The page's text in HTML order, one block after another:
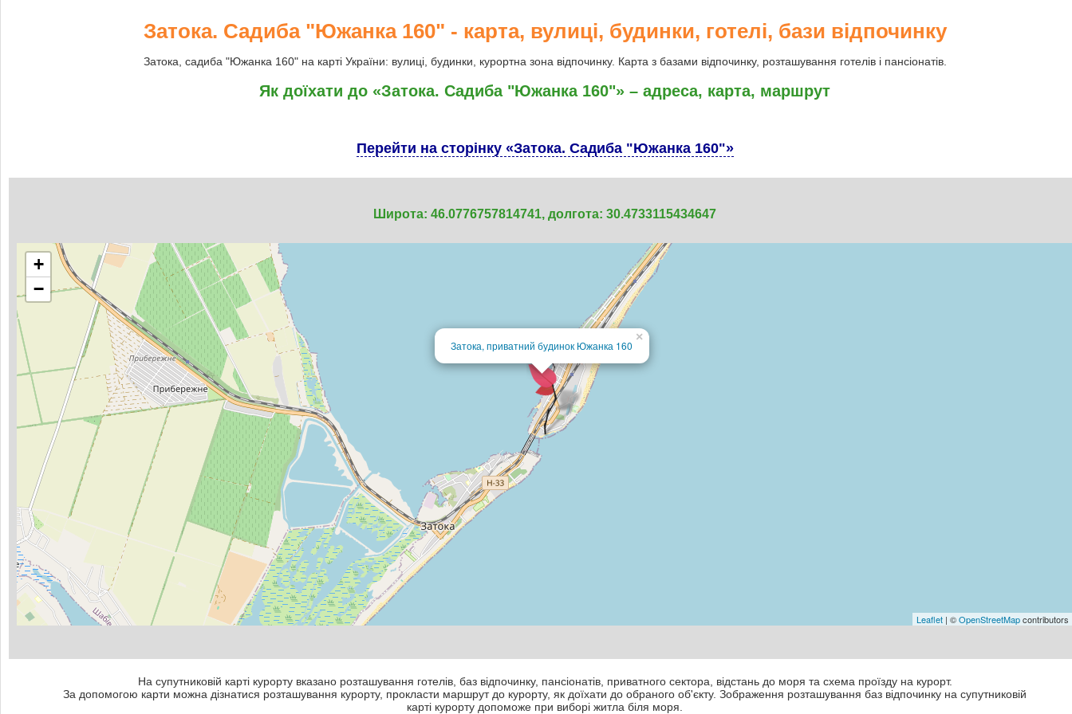
Затока. Садиба "Южанка 160" - карта, вулиці, будинки, готелі, бази відпочинку
Затока, садиба "Южанка 160" на карті України: вулиці, будинки, курортна зона відпочинку. Карта з базами відпочинку, розташування готелів і пансіонатів.
Як доїхати до «Затока. Садиба "Южанка 160"» – адреса, карта, маршрут
Перейти на сторінку «Затока. Садиба "Южанка 160"»
Широта: 46.0776757814741, долгота: 30.4733115434647
Затока, приватний будинок Южанка 160
×
+
−
Leaflet | ©OpenStreetMapcontributors
На супутниковій карті курорту вказано розташування готелів, баз відпочинку, пансіонатів, приватного сектора, відстань до моря та схема проїзду на курорт.
За допомогою карти можна дізнатися розташування курорту, прокласти маршрут до курорту, як доїхати до обраного об'єкту. Зображення розташування баз відпочинку на супутниковій
карті курорту допоможе при виборі житла біля моря.